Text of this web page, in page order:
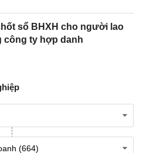
sổ BHXH cho người lao
công ty hợp danh